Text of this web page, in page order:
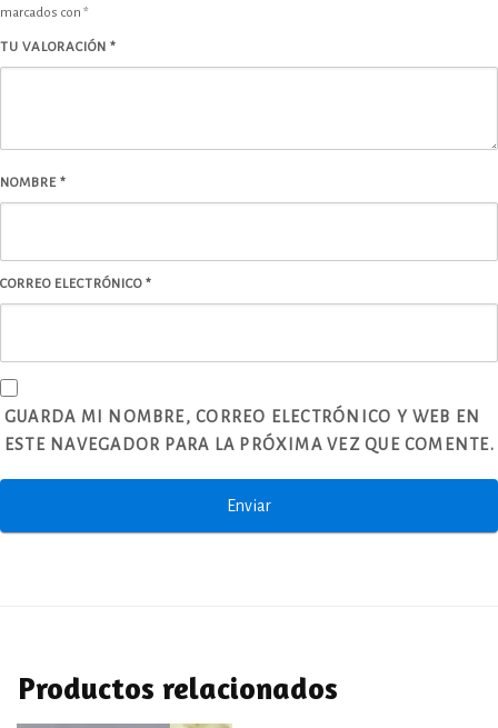
marcados con *
TU VALORACIÓN *
NOMBRE *
CORREO ELECTRÓNICO *
GUARDA MI NOMBRE, CORREO ELECTRÓNICO Y WEB EN
ESTE NAVEGADOR PARA LA PRÓXIMA VEZ QUE COMENTE.
Productos relacionados